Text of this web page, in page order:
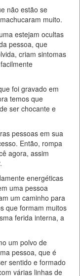
não estão se
muito.
estejam ocultas
pessoa, que
criam sintomas
foi gravado em
temos que
ser chocante e
pessoas em sua
Então, rompa
agora, assim
energéticas
uma pessoa
um caminho para
que formam muitos
ferida interna, a
um polvo de
pessoa, que é
sentido e formado
várias linhas de